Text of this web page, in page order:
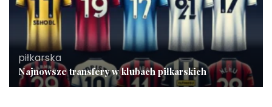
piłkarska
Najnowsze transfery w klubach piłkarskich